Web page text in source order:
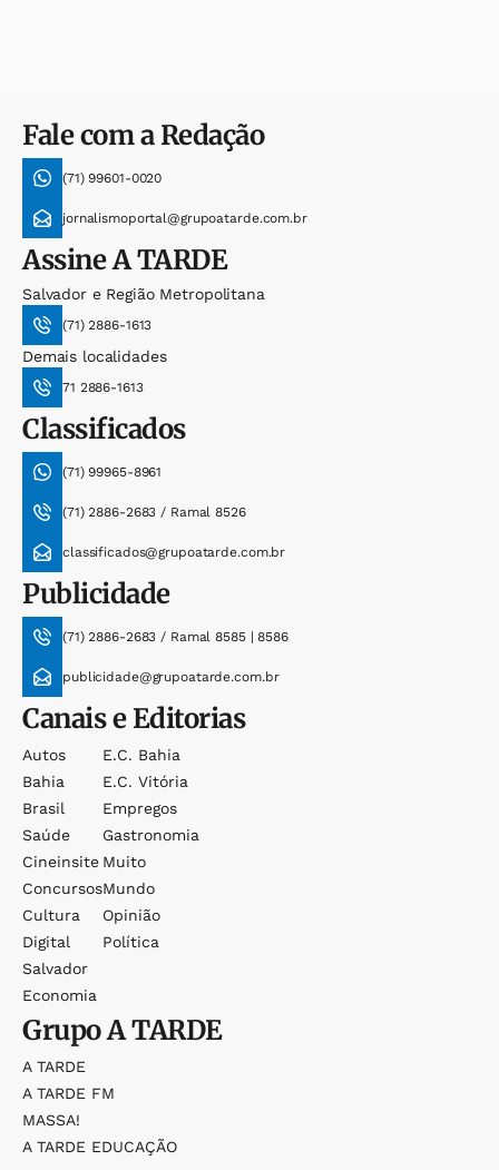
Fale com a Redação
(71) 99601-0020
jornalismoportal@grupoatarde.com.br
AssineA TARDE
Salvador e Região Metropolitana
(71) 2886-1613
Demais localidades
71 2886-1613
Classificados
(71) 99965-8961
(71) 2886-2683 / Ramal 8526
classificados@grupoatarde.com.br
Publicidade
(71) 2886-2683 / Ramal 8585 | 8586
publicidade@grupoatarde.com.br
Canais e Editorias
Autos
Bahia
Brasil
Saúde
Cineinsite
Concursos
Cultura
Digital
Salvador
Economia
E.c. Bahia
E.c. Vitória
Empregos
Gastronomia
Muito
Mundo
Opinião
Política
GrupoA TARDE
A TARDE
A TARDE FM
MASSA!
A TARDE EDUCAÇÃO